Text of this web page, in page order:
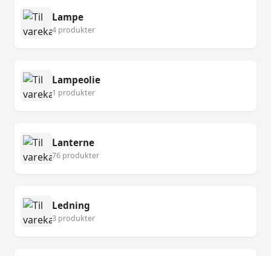
Lampe
4 produkter
Lampeolie
1 produkter
Lanterne
76 produkter
Ledning
3 produkter